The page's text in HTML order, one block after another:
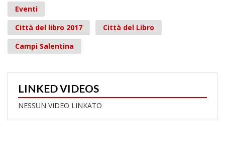
Eventi
Città del libro 2017
Città del Libro
Campi Salentina
LINKED VIDEOS
NESSUN VIDEO LINKATO